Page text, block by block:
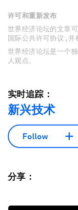
许可和重新发布
世界经济论坛的文章
国际公共许可协议 , 并
世界经济论坛是一个
人观点。
实时追踪：
新兴技术
Follow
分享：